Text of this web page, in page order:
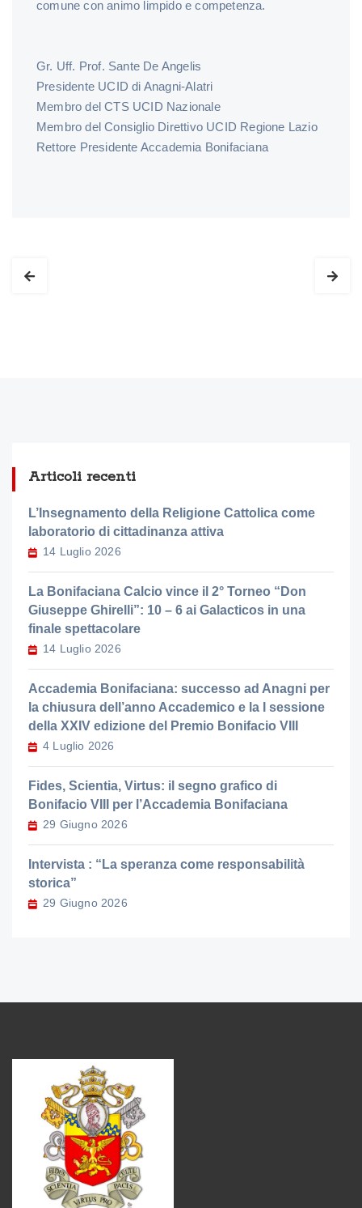
comune con animo limpido e competenza.
Gr. Uff. Prof. Sante De Angelis
Presidente UCID di Anagni-Alatri
Membro del CTS UCID Nazionale
Membro del Consiglio Direttivo UCID Regione Lazio
Rettore Presidente Accademia Bonifaciana
Articoli recenti
L’Insegnamento della Religione Cattolica come
laboratorio di cittadinanza attiva
14 Luglio 2026
La Bonifaciana Calcio vince il 2° Torneo “Don
Giuseppe Ghirelli”: 10 – 6 ai Galacticos in una
finale spettacolare
14 Luglio 2026
Accademia Bonifaciana: successo ad Anagni per
la chiusura dell’anno Accademico e la I sessione
della XXIV edizione del Premio Bonifacio VIII
4 Luglio 2026
Fides, Scientia, Virtus: il segno grafico di
Bonifacio VIII per l’Accademia Bonifaciana
29 Giugno 2026
Intervista : “La speranza come responsabilità
storica”
29 Giugno 2026